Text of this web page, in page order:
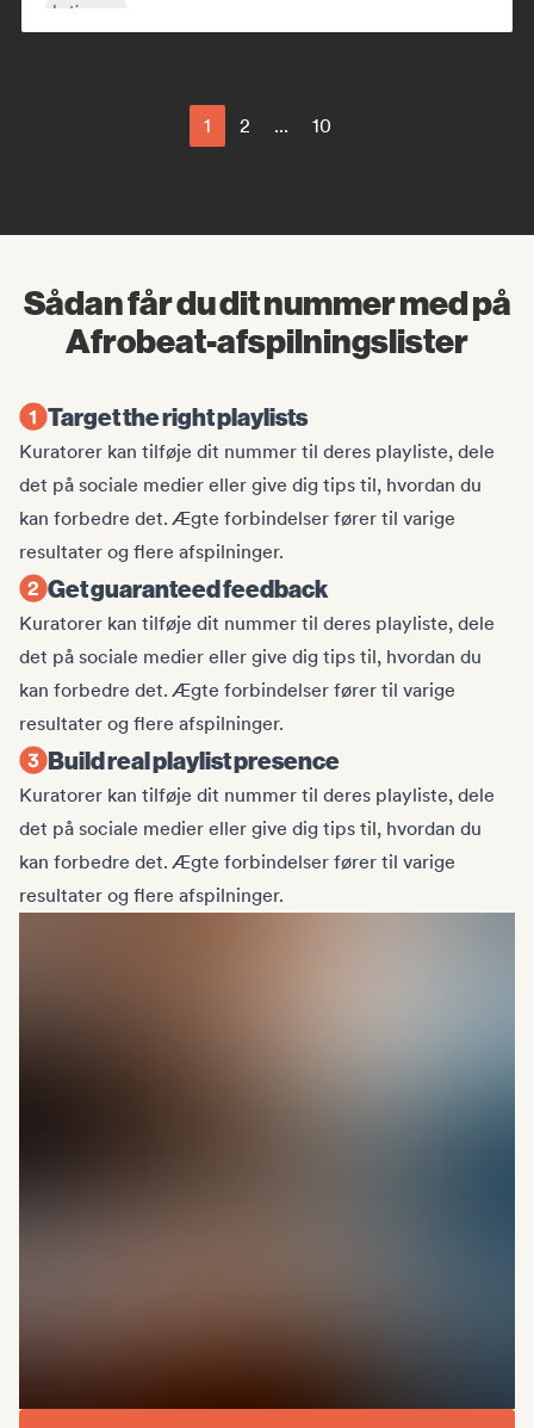
Latin pop
1 2 ... 10
Sådan får du dit nummer med på
Afrobeat-afspilningslister
Target the right playlists
Kuratorer kan tilføje dit nummer til deres playliste, dele
det på sociale medier eller give dig tips til, hvordan du
kan forbedre det. Ægte forbindelser fører til varige
resultater og flere afspilninger.
Get guaranteed feedback
Kuratorer kan tilføje dit nummer til deres playliste, dele
det på sociale medier eller give dig tips til, hvordan du
kan forbedre det. Ægte forbindelser fører til varige
resultater og flere afspilninger.
Build real playlist presence
Kuratorer kan tilføje dit nummer til deres playliste, dele
det på sociale medier eller give dig tips til, hvordan du
kan forbedre det. Ægte forbindelser fører til varige
resultater og flere afspilninger.